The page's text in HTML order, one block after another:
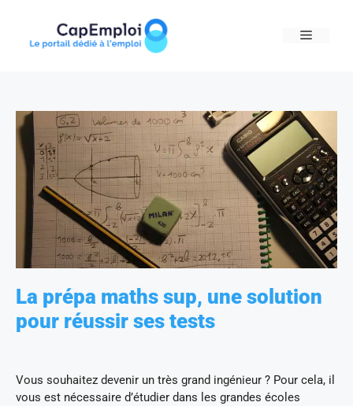
content
MENU
La prépa maths sup, une solution
pour réussir ses tests
Vous souhaitez devenir un très grand ingénieur ? Pour cela, il
vous est nécessaire d’étudier dans les grandes écoles